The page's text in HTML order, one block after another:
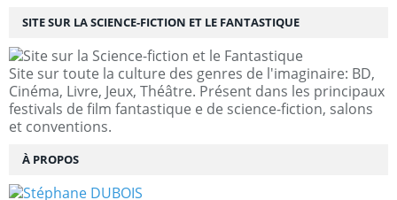
SITE SUR LA SCIENCE-FICTION ET LE FANTASTIQUE
Site sur toute la culture des genres de l'imaginaire: BD,
Cinéma, Livre, Jeux, Théâtre. Présent dans les principaux
festivals de film fantastique e de science-fiction, salons
et conventions.
À PROPOS